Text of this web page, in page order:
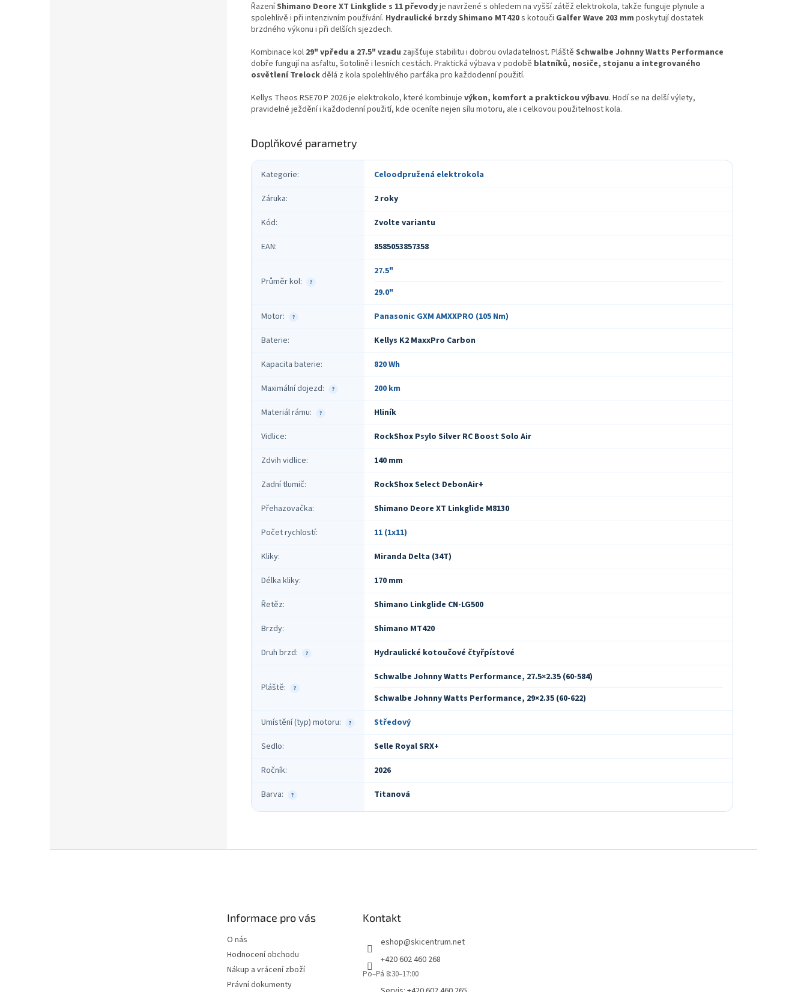
ŘazeníShimano Deore XT Linkglide s 11 převodyje navržené s ohledem na vyšší zátěž elektrokola, takže funguje plynule a
spolehlivě i při intenzivním používání. Hydraulické brzdy Shimano MT420s kotouči Galfer Wave 203 mm poskytují dostatek
brzdného výkonu i při delších sjezdech.
Kombinace kol 29" vpředu a 27.5" vzadu zajišťuje stabilitu i dobrou ovladatelnost. Pláště Schwalbe Johnny Watts Performance
dobře fungují na asfaltu, šotolině i lesních cestách. Praktická výbava v podobě blatníků, nosiče, stojanu a integrovaného
osvětlení Trelockdělá z kola spolehlivého parťáka pro každodenní použití.
Kellys Theos RSE70 P 2026 je elektrokolo, které kombinuje výkon, komfort a praktickou výbavu. Hodí se na delší výlety,
pravidelné ježdění i každodenní použití, kde oceníte nejen sílu motoru, ale i celkovou použitelnost kola.
Doplňkové parametry
Kategorie:
Celoodpružená elektrokola
Záruka:
2 roky
Kód:
Zvolte variantu
EAN: 8585053857358
?
Průměr kol:
27.5"
29.0"
?
Motor:
Panasonic GXM AMXXPRO (105 Nm)
Baterie:
Kellys K2 MaxxPro Carbon
Kapacita baterie: 820 Wh
?
Maximální dojezd: 200 km
?
Materiál rámu:
Hliník
Vidlice:
RockShox Psylo Silver RC Boost Solo Air
Zdvih vidlice:
140 mm
Zadní tlumič:
RockShox Select DebonAir+
Přehazovačka:
Shimano Deore XT Linkglide M8130
Počet rychlostí:
11 (1x11)
Kliky:
Miranda Delta (34T)
Délka kliky:
170 mm
Řetěz:
Shimano Linkglide CN-LG500
Brzdy: Shimano MT420
?
Druh brzd: Hydraulické kotoučové čtyřpístové
?
Pláště:
Schwalbe Johnny Watts Performance, 27.5×2.35 (60-584)
Schwalbe Johnny Watts Performance, 29×2.35 (60-622)
?
Umístění (typ) motoru:
Středový
Sedlo:
Selle Royal SRX+
Ročník: 2026
?
Barva: Titanová
Informace pro vás
O nás
Hodnocení obchodu
Nákup a vrácení zboží
Právní dokumenty
Kontakt
eshop@skicentrum.net
+420 602 460 268
Po–Pá 8:30–17:00